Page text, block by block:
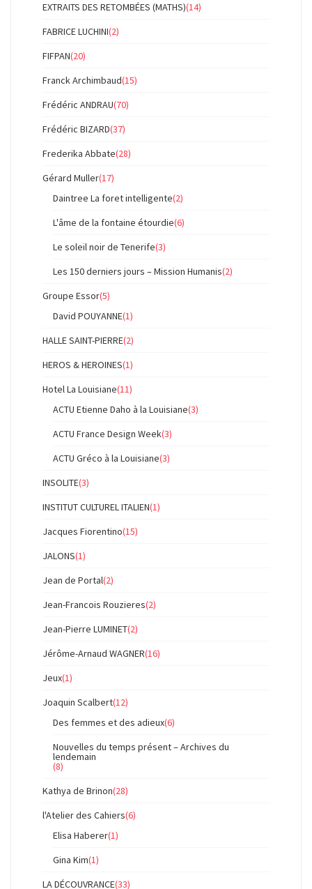
EXTRAITS DES RETOMBÉES (MATHS)(14)
FABRICE LUCHINI(2)
FIFPAN(20)
Franck Archimbaud(15)
Frédéric ANDRAU(70)
Frédéric BIZARD(37)
Frederika Abbate(28)
Gérard Muller(17)
Daintree La foret intelligente(2)
L'âme de la fontaine étourdie(6)
Le soleil noir de Tenerife(3)
Les 150 derniers jours – Mission Humanis(2)
Groupe Essor(5)
David POUYANNE(1)
HALLE SAINT-PIERRE(2)
HEROS & HEROINES(1)
Hotel La Louisiane(11)
ACTU Etienne Daho à la Louisiane(3)
ACTU France Design Week(3)
ACTU Gréco à la Louisiane(3)
INSOLITE(3)
INSTITUT CULTUREL ITALIEN(1)
Jacques Fiorentino(15)
JALONS(1)
Jean de Portal(2)
Jean-Francois Rouzieres(2)
Jean-Pierre LUMINET(2)
Jérôme-Arnaud WAGNER(16)
Jeux(1)
Joaquin Scalbert(12)
Des femmes et des adieux(6)
Nouvelles du temps présent – Archives du
lendemain
(8)
Kathya de Brinon(28)
l'Atelier des Cahiers(6)
Elisa Haberer(1)
Gina Kim(1)
LA DÉCOUVRANCE(33)